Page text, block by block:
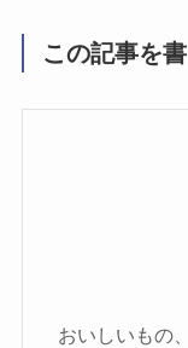
この記事を
おいしいもの